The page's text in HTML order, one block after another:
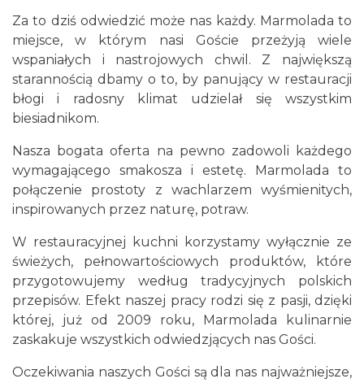
Za to dziś odwiedzić może nas każdy. Marmolada to
miejsce, w którym nasi Goście przeżyją wiele
wspaniałych i nastrojowych chwil. Z największą
starannością dbamy o to, by panujący w restauracji
błogi i radosny klimat udzielał się wszystkim
biesiadnikom.
Nasza bogata oferta na pewno zadowoli każdego
wymagającego smakosza i estetę. Marmolada to
połączenie prostoty z wachlarzem wyśmienitych,
inspirowanych przez naturę, potraw.
W restauracyjnej kuchni korzystamy wyłącznie ze
świeżych, pełnowartościowych produktów, które
przygotowujemy według tradycyjnych polskich
przepisów. Efekt naszej pracy rodzi się z pasji, dzięki
której, już od 2009 roku, Marmolada kulinarnie
zaskakuje wszystkich odwiedzjących nas Gości.
Oczekiwania naszych Gości są dla nas najważniejsze,